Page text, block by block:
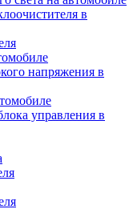
в
напряжения в
управления в